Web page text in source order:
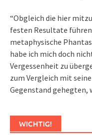
“Obgleich die hier
festen Resultate
metaphysische
habe ich mich doch
Vergessenheit zu
zum Vergleich mit
Gegenstand gehegten,
WICHTIG!